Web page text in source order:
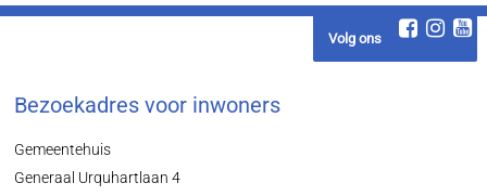
Volg ons
Bezoekadres voor inwoners
Gemeentehuis
Generaal Urquhartlaan 4